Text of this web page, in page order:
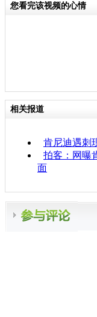
您看完该视频的心情
相关报道
肯尼迪遇刺
拍客：网曝
面